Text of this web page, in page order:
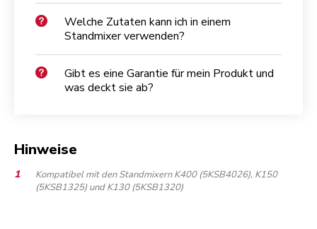
Welche Zutaten kann ich in einem
Standmixer verwenden?
Gibt es eine Garantie für mein Produkt und
was deckt sie ab?
Hinweise
Kompatibel mit den Standmixern K400 (5KSB4026), K150
(5KSB1325) und K130 (5KSB1320)